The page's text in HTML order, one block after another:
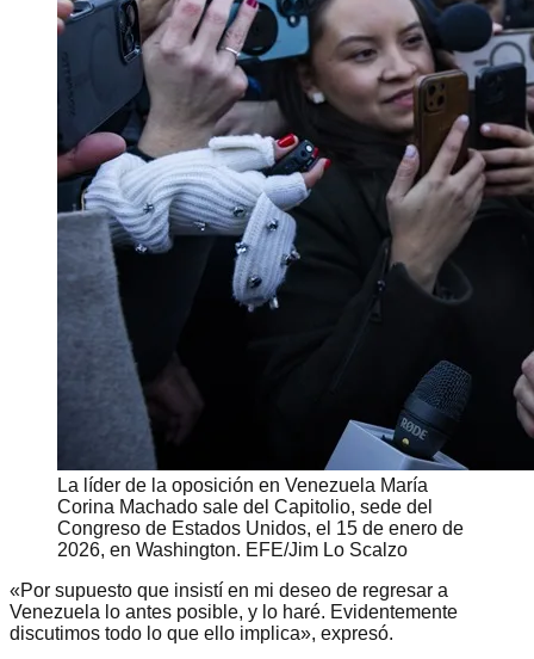
La líder de la oposición en Venezuela María
Corina Machado sale del Capitolio, sede del
Congreso de Estados Unidos, el 15 de enero de
2026, en Washington. EFE/Jim Lo Scalzo
«Por supuesto que insistí en mi deseo de regresar a
Venezuela lo antes posible, y lo haré. Evidentemente
discutimos todo lo que ello implica», expresó.